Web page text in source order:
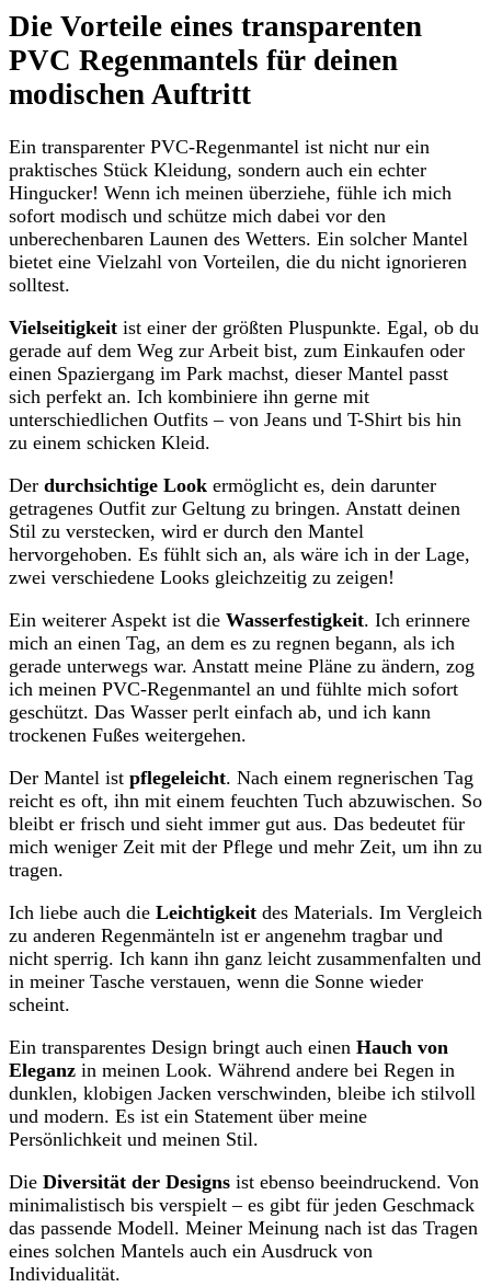
Die Vorteile eines transparenten
PVC Regenmantels für deinen
modischen Auftritt
Ein transparenter PVC-Regenmantel ist nicht nur ein
praktisches Stück Kleidung, sondern auch ein echter
Hingucker! Wenn ich meinen überziehe, fühle ich mich
sofort modisch und schütze mich dabei vor den
unberechenbaren Launen des Wetters. Ein solcher Mantel
bietet eine Vielzahl von Vorteilen, die du nicht ignorieren
solltest.
Vielseitigkeit ist einer der größten Pluspunkte. Egal, ob du
gerade auf dem Weg zur Arbeit bist, zum Einkaufen oder
einen Spaziergang im Park machst, dieser Mantel passt
sich perfekt an. Ich kombiniere ihn gerne mit
unterschiedlichen Outfits – von Jeans und T-Shirt bis hin
zu einem schicken Kleid.
Der durchsichtige Look ermöglicht es, dein darunter
getragenes Outfit zur Geltung zu bringen. Anstatt deinen
Stil zu verstecken, wird er durch den Mantel
hervorgehoben. Es fühlt sich an, als wäre ich in der Lage,
zwei verschiedene Looks gleichzeitig zu zeigen!
Ein weiterer Aspekt ist die Wasserfestigkeit. Ich erinnere
mich an einen Tag, an dem es zu regnen begann, als ich
gerade unterwegs war. Anstatt meine Pläne zu ändern, zog
ich meinen PVC-Regenmantel an und fühlte mich sofort
geschützt. Das Wasser perlt einfach ab, und ich kann
trockenen Fußes weitergehen.
Der Mantel ist pflegeleicht. Nach einem regnerischen Tag
reicht es oft, ihn mit einem feuchten Tuch abzuwischen. So
bleibt er frisch und sieht immer gut aus. Das bedeutet für
mich weniger Zeit mit der Pflege und mehr Zeit, um ihn zu
tragen.
Ich liebe auch die Leichtigkeit des Materials. Im Vergleich
zu anderen Regenmänteln ist er angenehm tragbar und
nicht sperrig. Ich kann ihn ganz leicht zusammenfalten und
in meiner Tasche verstauen, wenn die Sonne wieder
scheint.
Ein transparentes Design bringt auch einen Hauch von
Eleganz in meinen Look. Während andere bei Regen in
dunklen, klobigen Jacken verschwinden, bleibe ich stilvoll
und modern. Es ist ein Statement über meine
Persönlichkeit und meinen Stil.
Die Diversität der Designs ist ebenso beeindruckend. Von
minimalistisch bis verspielt – es gibt für jeden Geschmack
das passende Modell. Meiner Meinung nach ist das Tragen
eines solchen Mantels auch ein Ausdruck von
Individualität.